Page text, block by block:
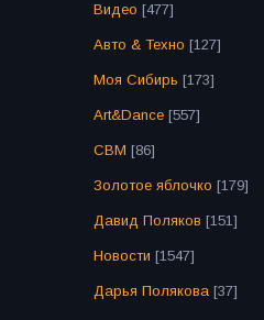
Видео [477]
Авто & Техно [127]
Моя Сибирь [173]
Art&Dance [557]
СВМ [86]
Золотое яблочко [179]
Давид Поляков [151]
Новости [1547]
Дарья Полякова [37]